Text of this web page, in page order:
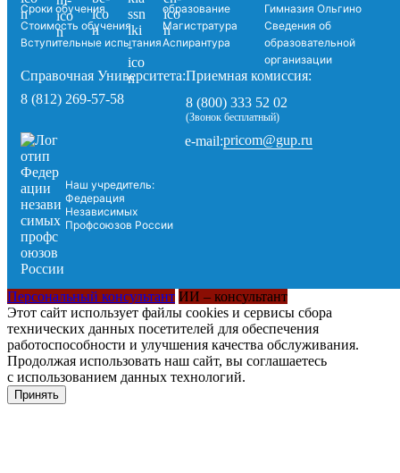
Сроки обучения
Стоимость обучения
Вступительные испытания
образование
Магистратура
Аспирантура
Гимназия Ольгино
Сведения об
образовательной
организации
Справочная Университета:
8 (812) 269-57-58
Приемная комиссия:
8 (800) 333 52 02
(Звонок бесплатный)
Наш учредитель:
Федерация
Независимых
Профсоюзов России
e-mail:pricom@gup.ru
Персональный консультант ИИ – консультант
Этот сайт использует файлы cookies и сервисы сбора
технических данных посетителей для обеспечения
работоспособности и улучшения качества обслуживания.
Продолжая использовать наш сайт, вы соглашаетесь
с использованием данных технологий.
Принять